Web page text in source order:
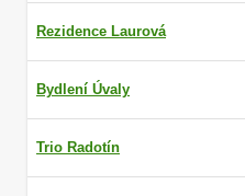
Rezidence Laurová
Bydlení Úvaly
Trio Radotín